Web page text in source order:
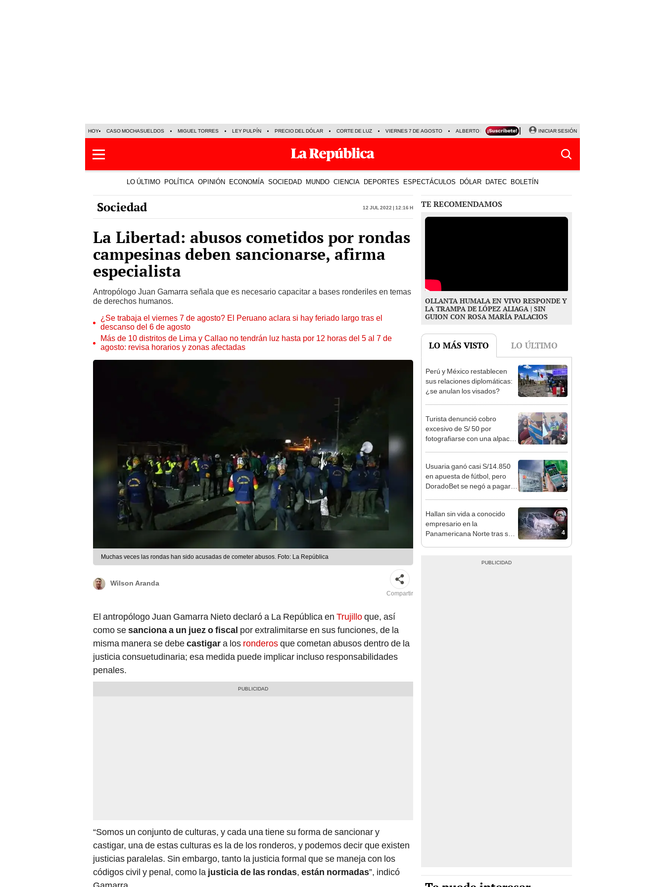
HOY CASO MOCHASUELDOS MIGUEL TORRES LEY PULPÍN PRECIO DEL DÓLAR CORTE DE LUZ VIERNES 7 DE AGOSTO ALBERTO BENAVIDES NALDY SALDAÑA
INICIAR SESIÓN
LO ÚLTIMO POLÍTICA OPINIÓN ECONOMÍA SOCIEDAD MUNDO CIENCIA DEPORTES ESPECTÁCULOS DÓLAR DATEC BOLETÍN
Sociedad 12 Jul 2022 | 12:16 h
La Libertad: abusos cometidos por rondas
campesinas deben sancionarse, afirma
especialista
Antropólogo Juan Gamarra señala que es necesario capacitar a bases ronderiles en temas
de derechos humanos.
¿Se trabaja el viernes 7 de agosto? El Peruano aclara si hay feriado largo tras el
descanso del 6 de agosto
Más de 10 distritos de Lima y Callao no tendrán luz hasta por 12 horas del 5 al 7 de
agosto: revisa horarios y zonas afectadas
Muchas veces las rondas han sido acusadas de cometer abusos. Foto: La República
Wilson Aranda
Compartir
El antropólogo Juan Gamarra Nieto declaró a La República en Trujilloque, así
como sesanciona a un juez o fiscal por extralimitarse en sus funciones, de la
misma manera se debecastigara los ronderosque cometan abusos dentro de la
justicia consuetudinaria; esa medida puede implicar incluso responsabilidades
penales.
“Somos un conjunto de culturas, y cada una tiene su forma de sancionar y
castigar, una de estas culturas es la de los ronderos, y podemos decir que existen
justicias paralelas. Sin embargo, tanto la justicia formal que se maneja con los
códigos civil y penal, como la justicia de las rondas, están normadas”, indicó
TE RECOMENDAMOS
OLLANTA HUMALA EN VIVO RESPONDE Y
LA TRAMPA DE LÓPEZ ALIAGA | SIN
GUION CON ROSA MARÍA PALACIOS
LO MÁS VISTO LO ÚLTIMO
1
Perú y México restablecen
sus relaciones diplomáticas:
¿se anulan los visados?
2
Turista denunció cobro
excesivo de S/ 50 por
fotografiarse con una alpaca
3
Usuaria ganó casi S/14.850
en apuesta de fútbol, pero
DoradoBet se negó a pagar:
4
Hallan sin vida a conocido
empresario en la
Panamericana Norte tras ser